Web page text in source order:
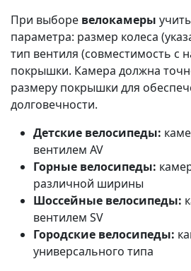
При выборе велокамеры
параметра: размер колеса
тип вентиля (совместимость с
покрышки. Камера должна
размеру покрышки для
долговечности.
Детские велосипеды:
вентилем AV
Горные велосипеды:
различной ширины
Шоссейные велосипеды:
вентилем SV
Городские велосипеды:
универсального типа